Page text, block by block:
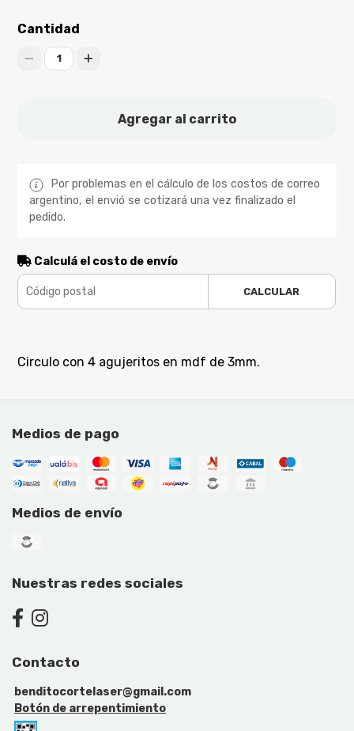
Cantidad
1
Agregar al carrito
Por problemas en el cálculo de los costos de correo
argentino, el envió se cotizará una vez finalizado el
pedido.
Calculá el costo de envío
CALCULAR
Circulo con 4 agujeritos en mdf de 3mm.
Medios de pago
Medios de envío
Nuestras redes sociales
Contacto
benditocortelaser@gmail.com
Botón de arrepentimiento